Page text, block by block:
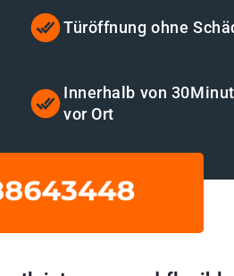
Türöffnung ohne
Innerhalb von
vor Ort